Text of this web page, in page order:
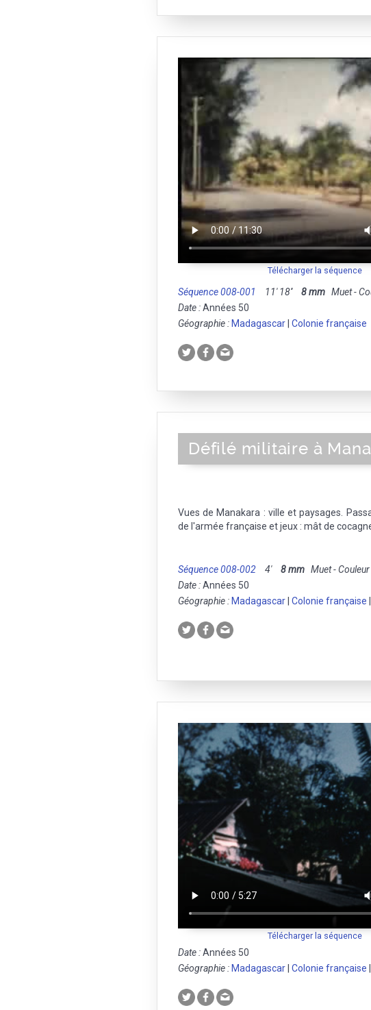
Télécharger la séquence
Séquence 008-001 11' 18'' 8 mm Muet -
Date :Années 50
Géographie : Madagascar Colonie française
Défilé militaire à
Vues de Manakara : ville et paysages.
de l'armée française et jeux : mât de
Séquence 008-002 4' 8 mm Muet - Couleur
Date :Années 50
Géographie : Madagascar Colonie française
Télécharger la séquence
Date :Années 50
Géographie : Madagascar Colonie française